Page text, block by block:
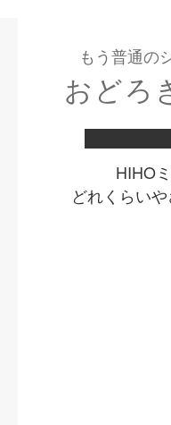
もう普通の
おどろ
HIHO
どれくらい